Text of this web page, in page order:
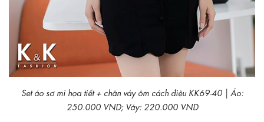
Set áo sơ mi họa tiết + chân váy ôm cách điệu KK69-40 | Áo:
250.000 VND; Váy: 220.000 VND